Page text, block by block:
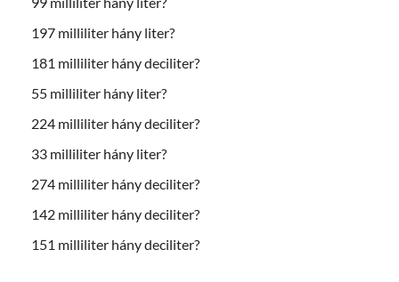
197 milliliter hány liter?
181 milliliter hány deciliter?
55 milliliter hány liter?
224 milliliter hány deciliter?
33 milliliter hány liter?
274 milliliter hány deciliter?
142 milliliter hány deciliter?
151 milliliter hány deciliter?